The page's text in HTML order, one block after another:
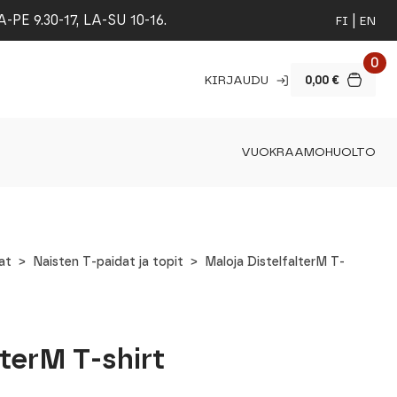
9.30-17, LA-SU 10-16. FI EN
KIRJAUDU 0,00 €
0
VUOKRAAMOHUOLTO
Naisten T-paidat ja topit Maloja DistelfalterM T-
T-shirt